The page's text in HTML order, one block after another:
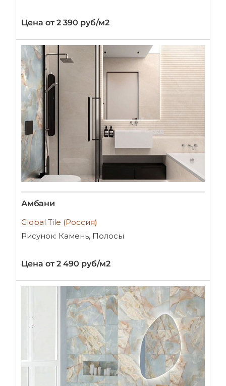
Цена от 2 390 руб/м2
Амбани
Global Tile (Россия)
Рисунок: Камень, Полосы
Цена от 2 490 руб/м2